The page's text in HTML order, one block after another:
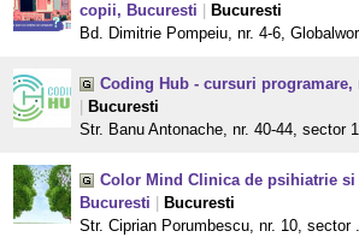
copii, Bucuresti
Bucuresti
Bd. Dimitrie Pompeiu, nr. 4-6,
Coding Hub - cursuri
Bucuresti
Str. Banu Antonache, nr. 40-44, sector
Color Mind Clinica de psihiatrie
Bucuresti
Bucuresti
Str. Ciprian Porumbescu, nr. 10, sector